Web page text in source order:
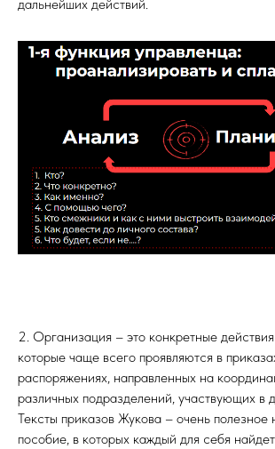
дальнейших действий.
2. Организация – это конкретные
которые чаще всего проявляются в
распоряжениях, направленных на
различных подразделений, участвующих в
Тексты приказов Жукова – очень полезное
пособие, в которых каждый для себя